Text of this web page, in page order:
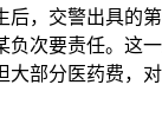
后，交警出具的
负次要责任。这
大部分医药费，